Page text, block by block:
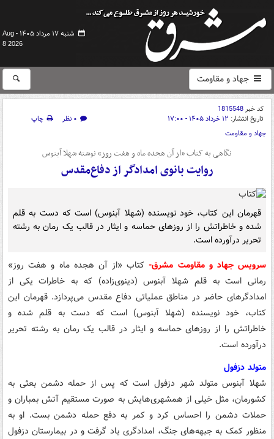
شنبه ۱۷ مرداد ۱۴۰۵ -
Aug
8 2026
جهاد و مقاومت
کد خبر1815548
تاریخ انتشار: ۱۲ خرداد ۱۴۰۵ - ۱۷:۰۰ ۰ نظر
چاپ
جهاد و مقاومت
نگاهی به کتاب «از آن هجده ماه و هفت روز» نوشته شهلا آبنوس
روایت بانوی امدادگر از دفاع‌مقدس
قهرمان این کتاب، خود نویسنده (شهلا آبنوس) است که دست به قلم
شده و خاطراتش را از روزهای حماسه و ایثار در قالب یک رمان به رشته
تحریر درآورده است.
سرویس جهاد و مقاومت مشرق- کتاب «از آن هجده ماه و هفت روز»
رمانی است به قلم شهلا آبنوس (دینوی‌زاده) که به خاطرات یکی از
امدادگرهای حاضر در مناطق عملیاتی دفاع مقدس می‌پردازد. قهرمان این
کتاب، خود نویسنده (شهلا آبنوس) است که دست به قلم شده و
خاطراتش را از روزهای حماسه و ایثار در قالب یک رمان به رشته تحریر
درآورده است.
متولد دزفول
شهلا آبنوس متولد شهر دزفول است که پس از حمله دشمن بعثی به
کشورمان، مثل خیلی از همشهری‌هایش به صورت مستقیم آتش بمباران و
حملات دشمن را احساس کرد و کمر به دفع حمله دشمن بست. او به
منظور کمک به جبهه‌های جنگ، امدادگری یاد گرفت و در بیمارستان دزفول